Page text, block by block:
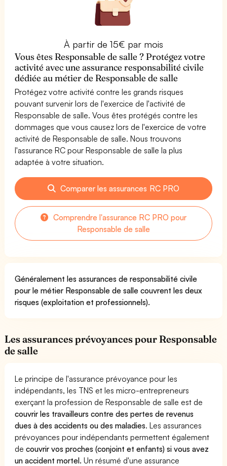
À partir de 15€ par mois
Vous êtes Responsable de salle ? Protégez votre
activité avec une assurance responsabilité civile
dédiée au métier de Responsable de salle
Protégez votre activité contre les grands risques
pouvant survenir lors de l'exercice de l'activité de
Responsable de salle. Vous êtes protégés contre les
dommages que vous causez lors de l'exercice de votre
activité de Responsable de salle. Nous trouvons
l'assurance RC pour Responsable de salle la plus
adaptée à votre situation.
Comparer les assurances RC PRO
Comprendre l'assurance RC PRO pour
Responsable de salle
Généralement les assurances de responsabilité civile
pour le métier Responsable de salle couvrent les deux
risques (exploitation et professionnels).
Les assurances prévoyances pour Responsable
de salle
Le principe de l'assurance prévoyance pour les
indépendants, les TNS et les micro-entrepreneurs
exerçant la profession de Responsable de salle est de
couvrir les travailleurs contre des pertes de revenus
dues à des accidents ou des maladies. Les assurances
prévoyances pour indépendants permettent également
decouvrir vos proches (conjoint et enfants) si vous avez
un accident mortel. Un résumé d'une assurance